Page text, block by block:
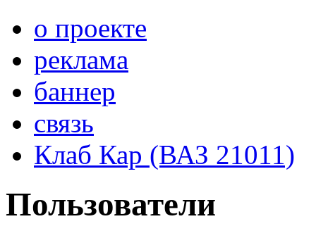
о проекте
реклама
баннер
связь
Клаб Кар (ВАЗ 21011)
Пользователи